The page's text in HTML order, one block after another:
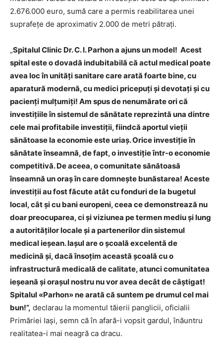
2.676.000 euro, sumă care a permis reabilitarea unei
suprafeţe de aproximativ 2.000 de metri pătraţi.
„Spitalul Clinic Dr. C. I. Parhon a ajuns un model! Acest
spital este o dovadă indubitabilă că actul medical poate
avea loc în unităţi sanitare care arată foarte bine, cu
aparatură modernă, cu medici pricepuţi şi devotaţi şi cu
pacienţi mulţumiţi! Am spus de nenumărate ori că
investiţiile în sistemul de sănătate reprezintă una dintre
cele mai profitabile investiţii, fiindcă aportul vieţii
sănătoase la economie este uriaş. Orice investiţie în
sănătate înseamnă, de fapt, o investiţie într-o economie
competitivă. De aceea, o comunitate sănătoasă
înseamnă un oraş în care domneşte bunăstarea! Aceste
investiţii au fost făcute atât cu fonduri de la bugetul
local, cât şi cu bani europeni, ceea ce demonstrează nu
doar preocuparea, ci şi viziunea pe termen mediu şi lung
a autorităţilor locale şi a partenerilor din sistemul
medical ieşean. Iaşul are o şcoală excelentă de
medicină şi, dacă însoţim această şcoală cu o
infrastructură medicală de calitate, atunci comunitatea
ieşeană şi oraşul nostru nu vor avea decât de câştigat!
Spitalul «Parhon» ne arată că suntem pe drumul cel mai
bun!”, declarau la momentul tăierii panglicii, oficialii
Primăriei Iași, semn că în afară-i vopsit gardul, înăuntru
realitatea-i mai neagră ca dracu.